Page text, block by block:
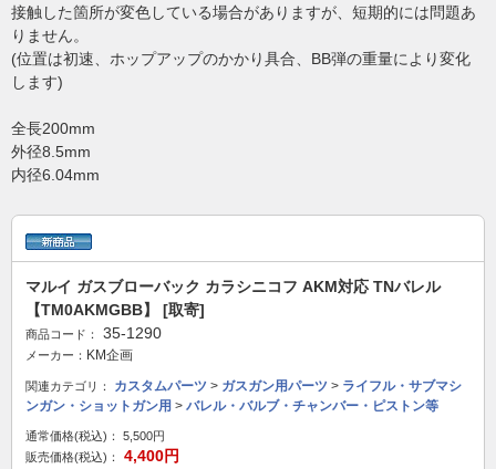
接触した箇所が変色している場合がありますが、短期的には問題あ
りません。
(位置は初速、ホップアップのかかり具合、BB弾の重量により変化
します)
全長200mm
外径8.5mm
内径6.04mm
マルイ ガスブローバック カラシニコフ AKM対応 TNバレル
【TM0AKMGBB】 [取寄]
商品コード： 35-1290
メーカー： KM企画
関連カテゴリ： カスタムパーツ > ガスガン用パーツ > ライフル・サブマシ
ンガン・ショットガン用 > バレル・バルブ・チャンバー・ピストン等
通常価格(税込)：
5,500円
販売価格(税込)：
4,400円